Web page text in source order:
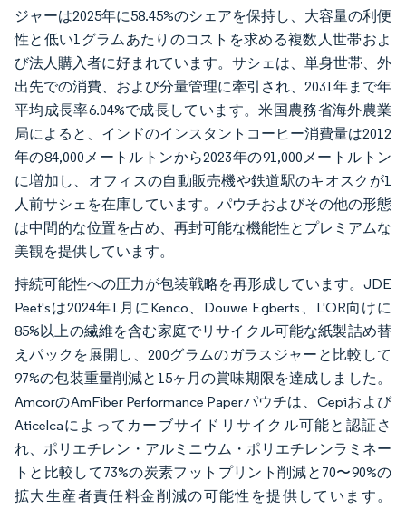
ジャーは2025年に58.45%のシェアを保持し、大容量の利便
性と低い1グラムあたりのコストを求める複数人世帯およ
び法人購入者に好まれています。サシェは、単身世帯、外
出先での消費、および分量管理に牽引され、2031年まで年
平均成長率6.04%で成長しています。米国農務省海外農業
局によると、インドのインスタントコーヒー消費量は2012
年の84,000メートルトンから2023年の91,000メートルトン
に増加し、オフィスの自動販売機や鉄道駅のキオスクが1
人前サシェを在庫しています。パウチおよびその他の形態
は中間的な位置を占め、再封可能な機能性とプレミアムな
美観を提供しています。
持続可能性への圧力が包装戦略を再形成しています。JDE
Peet'sは2024年1月にKenco、Douwe Egberts、L'OR向けに
85%以上の繊維を含む家庭でリサイクル可能な紙製詰め替
えパックを展開し、200グラムのガラスジャーと比較して
97%の包装重量削減と15ヶ月の賞味期限を達成しました。
AmcorのAmFiber Performance Paperパウチは、Cepiおよび
Aticelcaによってカーブサイドリサイクル可能と認証さ
れ、ポリエチレン・アルミニウム・ポリエチレンラミネー
トと比較して73%の炭素フットプリント削減と70〜90%の
拡大生産者責任料金削減の可能性を提供しています。